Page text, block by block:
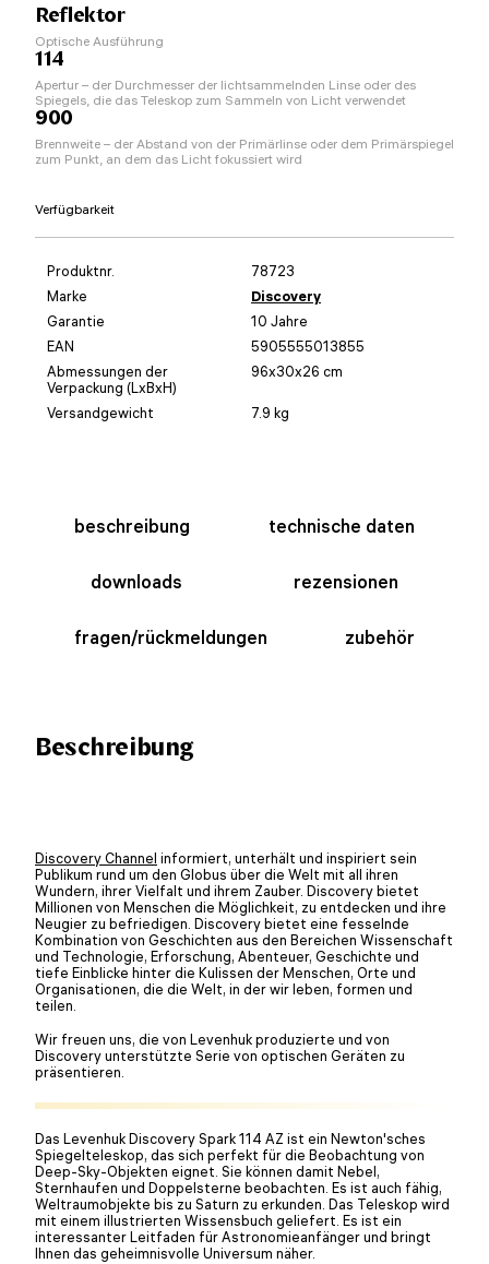
Reflektor
Optische Ausführung
114
Apertur – der Durchmesser der lichtsammelnden Linse oder des
Spiegels, die das Teleskop zum Sammeln von Licht verwendet
900
Brennweite – der Abstand von der Primärlinse oder dem Primärspiegel
zum Punkt, an dem das Licht fokussiert wird
Verfügbarkeit
Produktnr.
78723
Marke
Discovery
Garantie
10 Jahre
EAN
5905555013855
Abmessungen der
Verpackung (LxBxH)
96x30x26 cm
Versandgewicht 7.9 kg
beschreibung technische daten
downloads rezensionen
fragen/rückmeldungen zubehör
Beschreibung
Discovery Channel informiert, unterhält und inspiriert sein
Publikum rund um den Globus über die Welt mit all ihren
Wundern, ihrer Vielfalt und ihrem Zauber. Discovery bietet
Millionen von Menschen die Möglichkeit, zu entdecken und ihre
Neugier zu befriedigen. Discovery bietet eine fesselnde
Kombination von Geschichten aus den Bereichen Wissenschaft
und Technologie, Erforschung, Abenteuer, Geschichte und
tiefe Einblicke hinter die Kulissen der Menschen, Orte und
Organisationen, die die Welt, in der wir leben, formen und
teilen.
Wir freuen uns, die von Levenhuk produzierte und von
Discovery unterstützte Serie von optischen Geräten zu
präsentieren.
Das Levenhuk Discovery Spark 114 AZ ist ein Newton'sches
Spiegelteleskop, das sich perfekt für die Beobachtung von
Deep-Sky-Objekten eignet. Sie können damit Nebel,
Sternhaufen und Doppelsterne beobachten. Es ist auch fähig,
Weltraumobjekte bis zu Saturn zu erkunden. Das Teleskop wird
mit einem illustrierten Wissensbuch geliefert. Es ist ein
interessanter Leitfaden für Astronomieanfänger und bringt
Ihnen das geheimnisvolle Universum näher.